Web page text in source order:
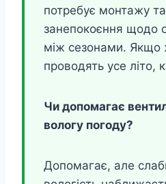
потребує монтажу
занепокоєння щодо
між сезонами. Якщо
проводять усе літо,
Чи допомагає
вологу погоду?
Допомагає, але